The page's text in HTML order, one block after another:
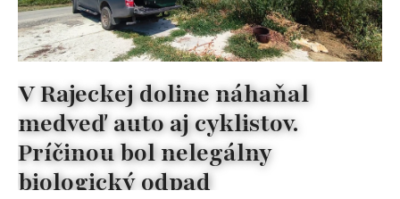
V Rajeckej doline náhaňal
medveď auto aj cyklistov.
Príčinou bol nelegálny
biologický odpad